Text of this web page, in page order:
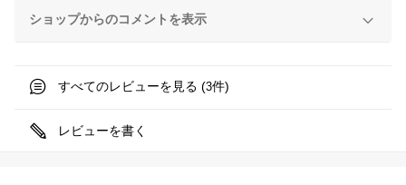
ショップからのコメントを表示
すべてのレビューを見る (3件)
レビューを書く